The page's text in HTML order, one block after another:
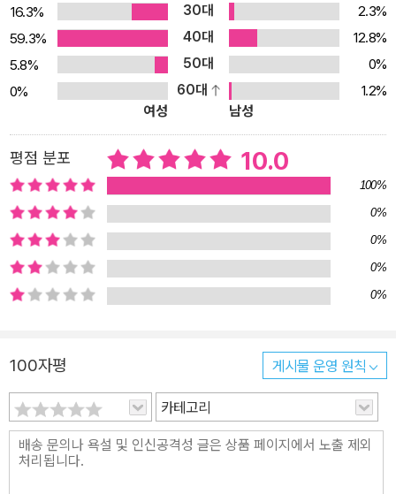
서는 매일 크고 작은 사건들이 벌어져 하루도 조용할 날이 없다. 오래
된 순정이네 집에서는 장마가 시작되자 쥐가 나타나 한바탕 소동이
일어나고, 부엌에 숨은 쥐를 잡기 위해 결국은 동네의 만능 해결사 앙
드레 할아버지와 마음씨 좋은 꽃님이 할머니까지 출동한다. 무섭게만
보였던 앙드레 할아버지가 단번에 쥐를 잡아 주고, 무엇보다 고양이
들을 따뜻하게 보살피는 분이라는 걸 알게 되자 순정이는 할아버지가
처음으로 덜 무섭고 멋지게 보인다. 할아버지를 향해 혼자 쌓아 올렸
던 마음의 벽을 허무는 순간이 드디어 찾아온 것이다. 순정이 엄마는
안정적인 일을 찾고 있지만 주부로 오랜 시간을 보내다 보니 일을 구
하기가 생각처럼 쉽지만은 않다. 엄마가 우선 찾은 일은 아이를 어린
이집에 보내 주고 집안일도 도와주는 가사 도우미 일이다. 어느 날 그
집에 따라가 일하는 엄마를 바라보는 순정이의 마음속에 떠오르는 생
사 가는 게 꿈이어서 가끔 아빠랑도 다투는 엄마의 마음을 조금은 헤
아리게 된다. 그리고 아빠와의 솔직한 대화를 통해 아파트보다는 지
금 살고 있는 주택을 좋아하고, 시간이 날 때마다 사진 찍기와 낚시를
하러 가는 아빠의 마음이 어떤 것인지도 어렴풋이나마 이해하게 된
다. ■ 놀이를 통해 날마다 한 뼘 한 뼘 자라나는 아이들 동네 곳곳에
16.3% 30대
2.3%
59.3%
40대
12.8%
5.8%
50대
0%
0%
60대
1.2%
여성
남성
평점 분포 10.0
100%
0%
0%
0%
0%
100자평 게시물 운영 원칙
카테고리